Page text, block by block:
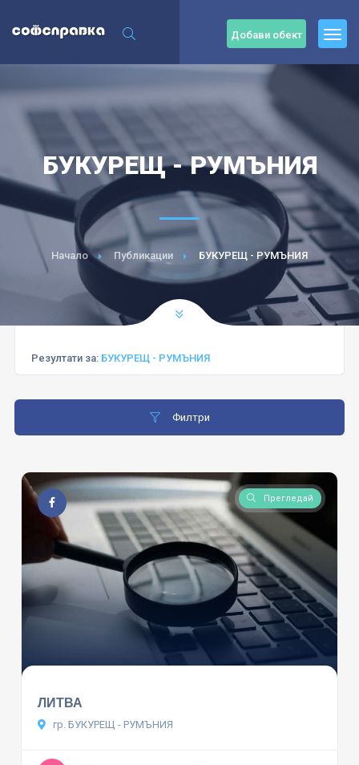
Добави обект
БУКУРЕЩ - РУМЪНИЯ
Начало Публикации БУКУРЕЩ - РУМЪНИЯ
Резултати за: БУКУРЕЩ - РУМЪНИЯ
Филтри
Прегледай
ЛИТВА
гр. БУКУРЕЩ - РУМЪНИЯ